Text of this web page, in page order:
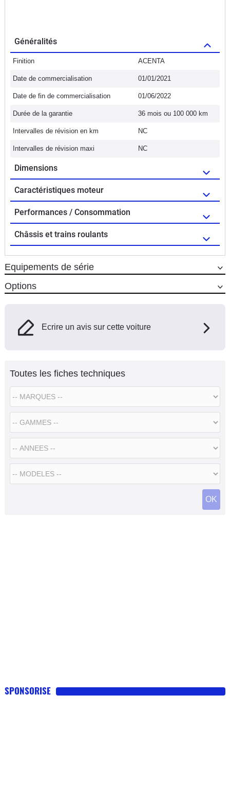
Généralités
Finition ACENTA
Date de commercialisation 01/01/2021
Date de fin de commercialisation 01/06/2022
Durée de la garantie 36 mois ou 100 000 km
Intervalles de révision en km NC
Intervalles de révision maxi NC
Dimensions
Caractéristiques moteur
Performances / Consommation
Châssis et trains roulants
Equipements de série
Options
Ecrire un avis sur cette voiture
Toutes les fiches techniques
SPONSORISE